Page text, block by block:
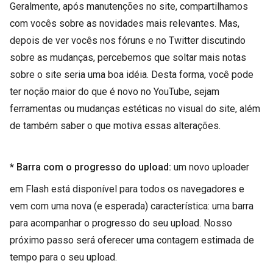
Geralmente, após manutenções no site, compartilhamos
com vocês sobre as novidades mais relevantes. Mas,
depois de ver vocês nos fóruns e no Twitter discutindo
sobre as mudanças, percebemos que soltar mais notas
sobre o site seria uma boa idéia. Desta forma, você pode
ter noção maior do que é novo no YouTube, sejam
ferramentas ou mudanças estéticas no visual do site, além
de também saber o que motiva essas alterações.
* Barra com o progresso do upload: um novo uploader
em Flash está disponível para todos os navegadores e
vem com uma nova (e esperada) característica: uma barra
para acompanhar o progresso do seu upload. Nosso
próximo passo será oferecer uma contagem estimada de
tempo para o seu upload.